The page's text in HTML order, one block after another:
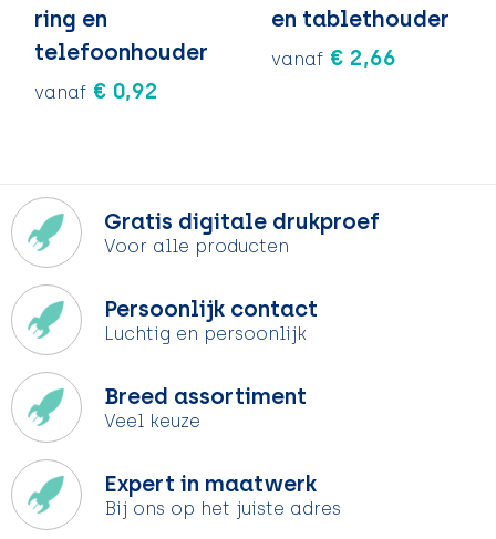
ring en
telefoonhouder
vanaf € 0,92
en tablethouder
vanaf € 2,66
Gratis digitale drukproef
Voor alle producten
Persoonlijk contact
Luchtig en persoonlijk
Breed assortiment
Veel keuze
Expert in maatwerk
Bij ons op het juiste adres